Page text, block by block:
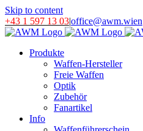
Skip to content
+43 1 597 13 03|office@awm.wien
Produkte
Waffen-Hersteller
Freie Waffen
Optik
Zubehör
Fanartikel
Info